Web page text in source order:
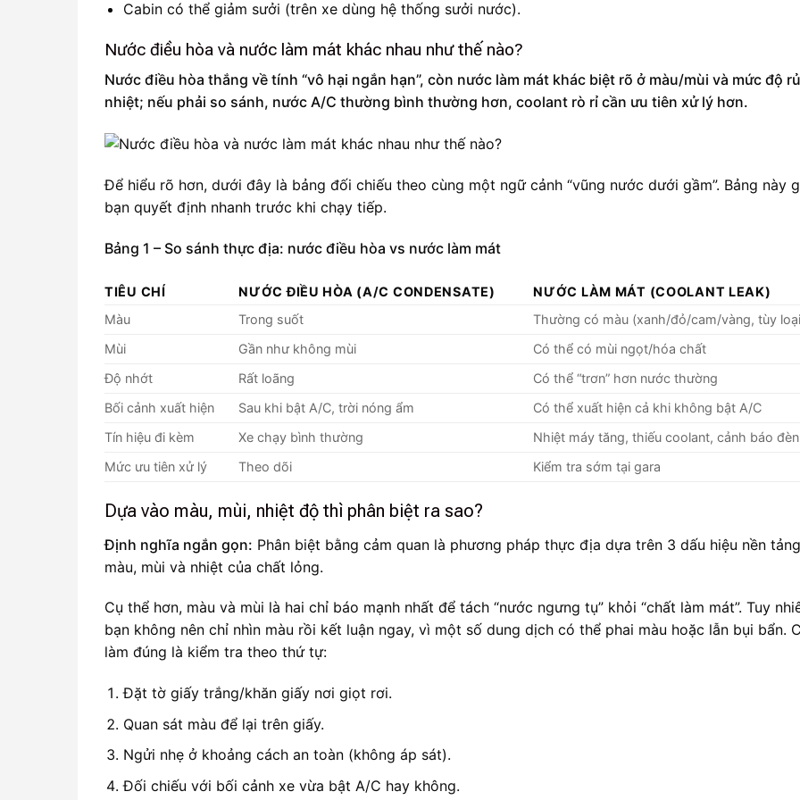
Cabin có thể giảm sưởi (trên xe dùng hệ thống sưởi nước).
Nước điều hòa và nước làm mát khác nhau như thế nào?
Nước điều hòa thắng về tính “vô hại ngắn hạn”, còn nước làm mát khác biệt rõ ở màu/mùi và mức độ
nhiệt; nếu phải so sánh, nước A/C thường bình thường hơn, coolant rò rỉ cần ưu tiên xử lý hơn.
Để hiểu rõ hơn, dưới đây là bảng đối chiếu theo cùng một ngữ cảnh “vũng nước dưới gầm”. Bảng này
bạn quyết định nhanh trước khi chạy tiếp.
Bảng 1 – So sánh thực địa: nước điều hòa vs nước làm mát
TIÊU CHÍ NƯỚC ĐIỀU HÒA (A/C CONDENSATE)
NƯỚC LÀM MÁT (COOLANT LEAK)
Màu
Trong suốt
Thường có màu (xanh/đỏ/cam/vàng, tùy
Mùi
Gần như không mùi
Có thể có mùi ngọt/hóa chất
Độ nhớt
Rất loãng
Có thể “trơn” hơn nước thường
Bối cảnh xuất hiện
Sau khi bật A/C, trời nóng ẩm
Có thể xuất hiện cả khi không bật A/C
Tín hiệu đi kèm
Xe chạy bình thường
Nhiệt máy tăng, thiếu coolant, cảnh báo đèn
Mức ưu tiên xử lý
Theo dõi Kiểm tra sớm tại gara
Dựa vào màu, mùi, nhiệt độ thì phân biệt ra sao?
Định nghĩa ngắn gọn: Phân biệt bằng cảm quan là phương pháp thực địa dựa trên 3 dấu hiệu nền
màu, mùi và nhiệt của chất lỏng.
Cụ thể hơn, màu và mùi là hai chỉ báo mạnh nhất để tách “nước ngưng tụ” khỏi “chất làm mát”. Tuy
bạn không nên chỉ nhìn màu rồi kết luận ngay, vì một số dung dịch có thể phai màu hoặc lẫn bụi bẩn.
làm đúng là kiểm tra theo thứ tự:
Đặt tờ giấy trắng/khăn giấy nơi giọt rơi.
Quan sát màu để lại trên giấy.
Ngửi nhẹ ở khoảng cách an toàn (không áp sát).
Đối chiếu với bối cảnh xe vừa bật A/C hay không.